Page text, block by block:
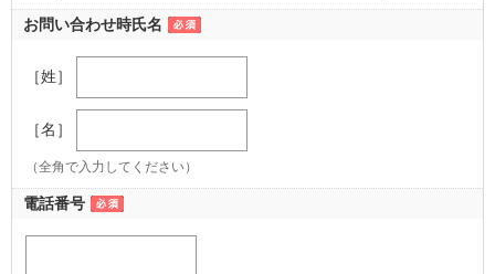
165cm-175cm)
（ONESIZE(適正身長目安165cm-175cm) マットガンメタル）
お問い合わせ時氏名
［姓］
［名］
（全角で入力してください）
電話番号